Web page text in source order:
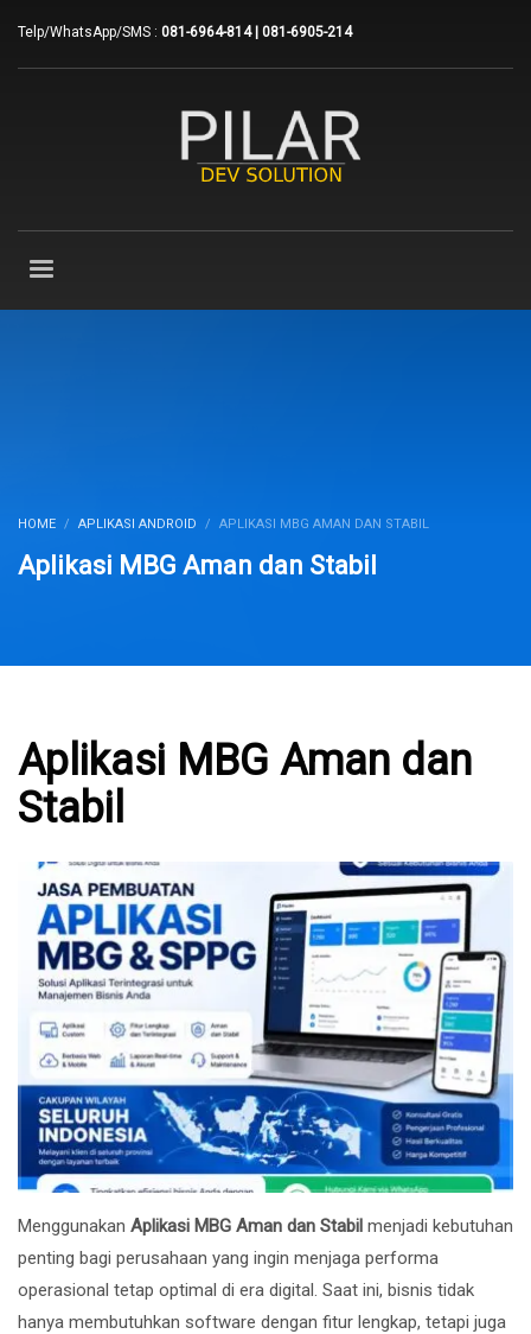
Telp/WhatsApp/SMS : 081-6964-814 | 081-6905-214
HOME APLIKASI ANDROID APLIKASI MBG AMAN DAN STABIL
Aplikasi MBG Aman dan Stabil
Aplikasi MBG Aman dan
Stabil
Menggunakan Aplikasi MBG Aman dan Stabil menjadi kebutuhan
penting bagi perusahaan yang ingin menjaga performa
operasional tetap optimal di era digital. Saat ini, bisnis tidak
hanya membutuhkan software dengan fitur lengkap, tetapi juga